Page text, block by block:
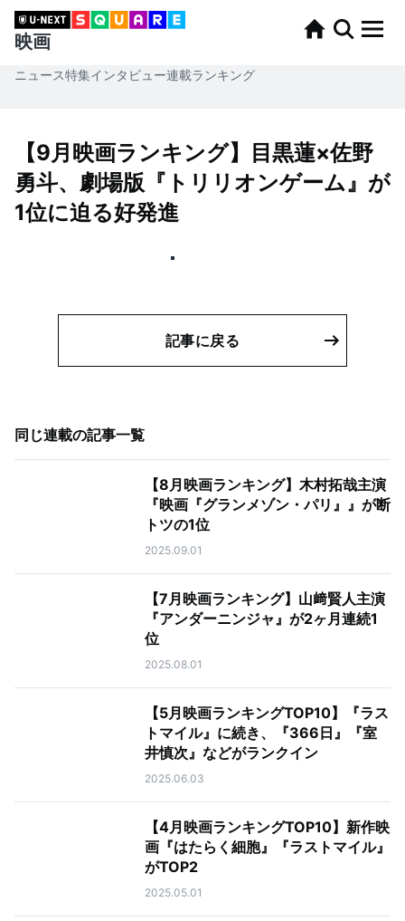
映画
ニュース特集インタビュー連載ランキング
【9月映画ランキング】目黒蓮×佐野
勇斗、劇場版『トリリオンゲーム』が
1位に迫る好発進
記事に戻る
同じ連載の記事一覧
【8月映画ランキング】木村拓哉主演
『映画『グランメゾン・パリ』』が断
トツの1位
2025.09.01
【7月映画ランキング】山﨑賢人主演
『アンダーニンジャ』が2ヶ月連続1
位
2025.08.01
【5月映画ランキングTOP10】『ラス
トマイル』に続き、『366日』『室
井慎次』などがランクイン
2025.06.03
【4月映画ランキングTOP10】新作映
画『はたらく細胞』『ラストマイル』
がTOP2
2025.05.01